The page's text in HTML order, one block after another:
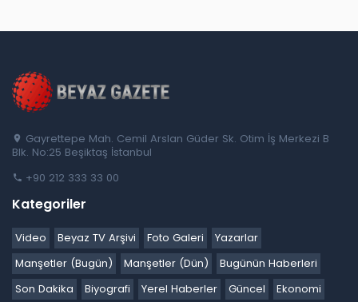
Gayrettepe Mah. Cemil Arslan Güder Sk. Otim İş Merkezi B
Blk. No:25 Beşiktaş İstanbul
+90 212 333 33 00
Kategoriler
Video Beyaz TV Arşivi Foto Galeri
Yazarlar
Manşetler (Bugün)
Manşetler (Dün)
Bugünün Haberleri
Son Dakika
Biyografi Yerel Haberler Güncel
Ekonomi